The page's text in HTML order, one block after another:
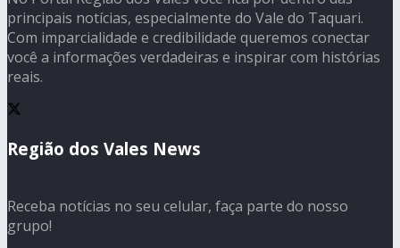
principais notícias, especialmente do Vale do Taquari.
Com imparcialidade e credibilidade queremos conectar
você a informações verdadeiras e inspirar com histórias
reais.
Região dos Vales News
Receba notícias no seu celular, faça parte do nosso
grupo!